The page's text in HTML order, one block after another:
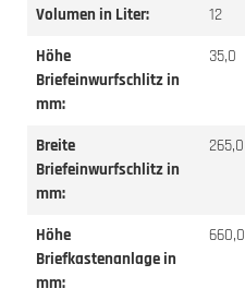
Volumen in Liter:
12
Höhe
Briefeinwurfschlitz in
mm:
35,0
Breite
Briefeinwurfschlitz in
mm:
265,0
Höhe
Briefkastenanlage in
mm:
660,0